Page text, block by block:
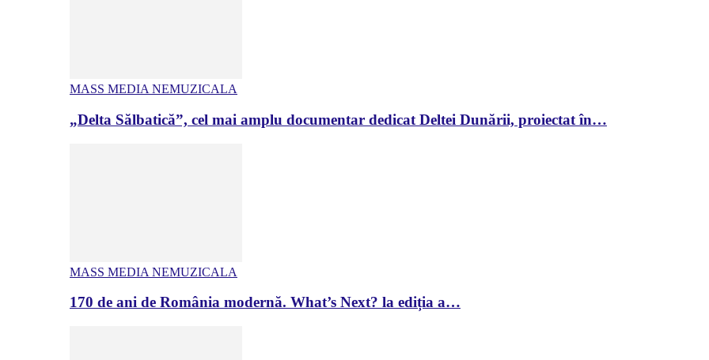
MASS MEDIA NEMUZICALA
„Delta Sălbatică”, cel mai amplu documentar dedicat Deltei Dunării, proiectat în…
MASS MEDIA NEMUZICALA
170 de ani de România modernă. What’s Next? la ediția a…